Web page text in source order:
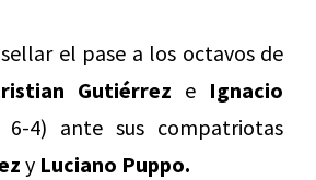
el pase a los octavos de
Gutiérrez e Ignacio
4) ante sus compatriotas
y Luciano Puppo.